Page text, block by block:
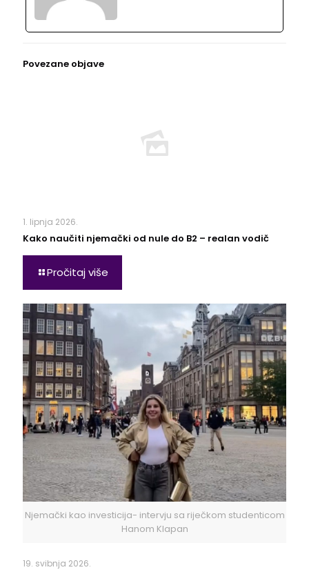
Povezane objave
1. lipnja 2026.
Kako naučiti njemački od nule do B2 – realan vodič
Pročitaj više
Njemački kao investicija- intervju sa riječkom studenticom
Hanom Klapan
19. svibnja 2026.